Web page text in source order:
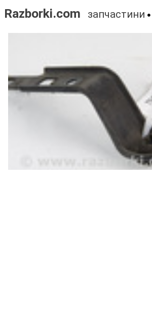
Razborki.com запчастини